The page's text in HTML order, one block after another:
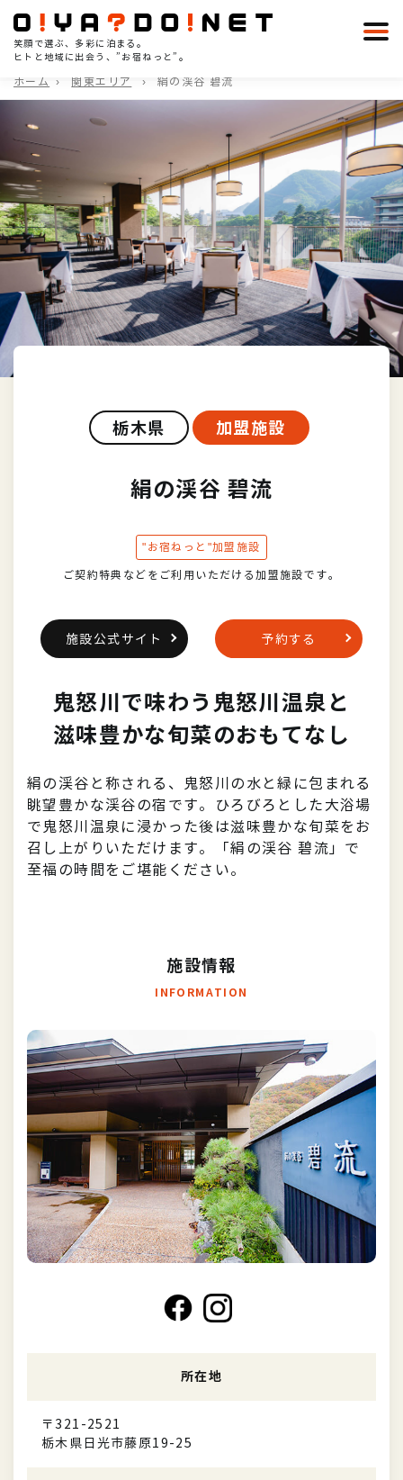
笑顔で選ぶ、多彩に泊まる。
ヒトと地域に出会う、”お宿ねっと”。
ホーム 関東エリア 絹の渓谷 碧流
栃木県 加盟施設
絹の渓谷 碧流
"お宿ねっと"加盟施設
ご契約特典などをご利用いただける加盟施設です。
施設公式サイト 予約する
鬼怒川で味わう鬼怒川温泉と
滋味豊かな旬菜のおもてなし
絹の渓谷と称される、鬼怒川の水と緑に包まれる
眺望豊かな渓谷の宿です。ひろびろとした大浴場
で鬼怒川温泉に浸かった後は滋味豊かな旬菜をお
召し上がりいただけます。「絹の渓谷 碧流」で
至福の時間をご堪能ください。
施設情報
INFORMATION
所在地
〒321-2521
栃木県日光市藤原19-25